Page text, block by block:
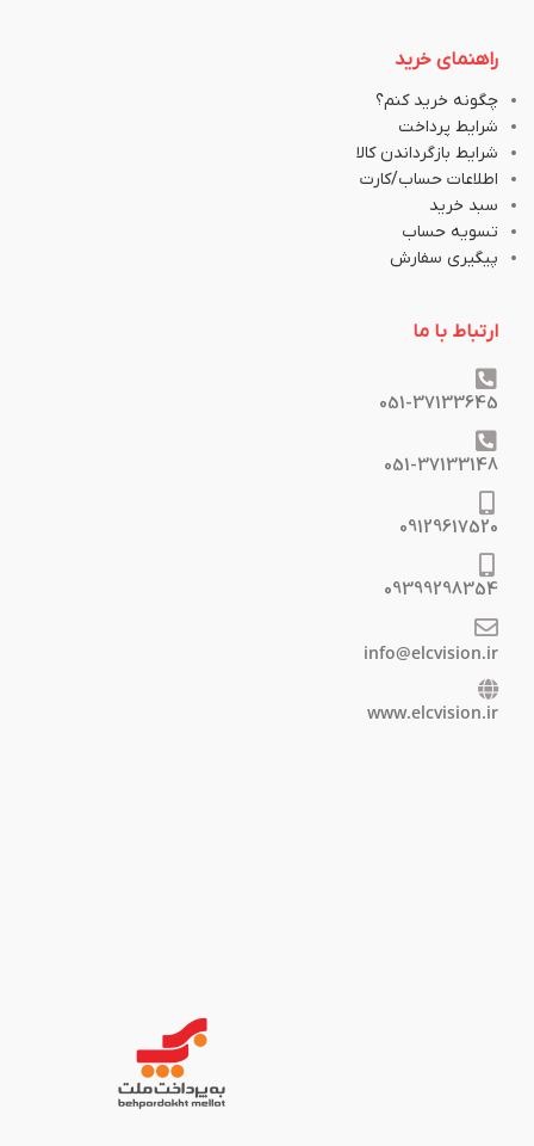
راهنمای خرید
چگونه خرید کنم؟
شرایط پرداخت
شرایط بازگرداندن کالا
اطلاعات حساب/کارت
سبد خرید
تسویه حساب
پیگیری سفارش
ارتباط با ما
051-37133645
051-37133148
09129617520
09399298354
info@elcvision.ir
www.elcvision.ir